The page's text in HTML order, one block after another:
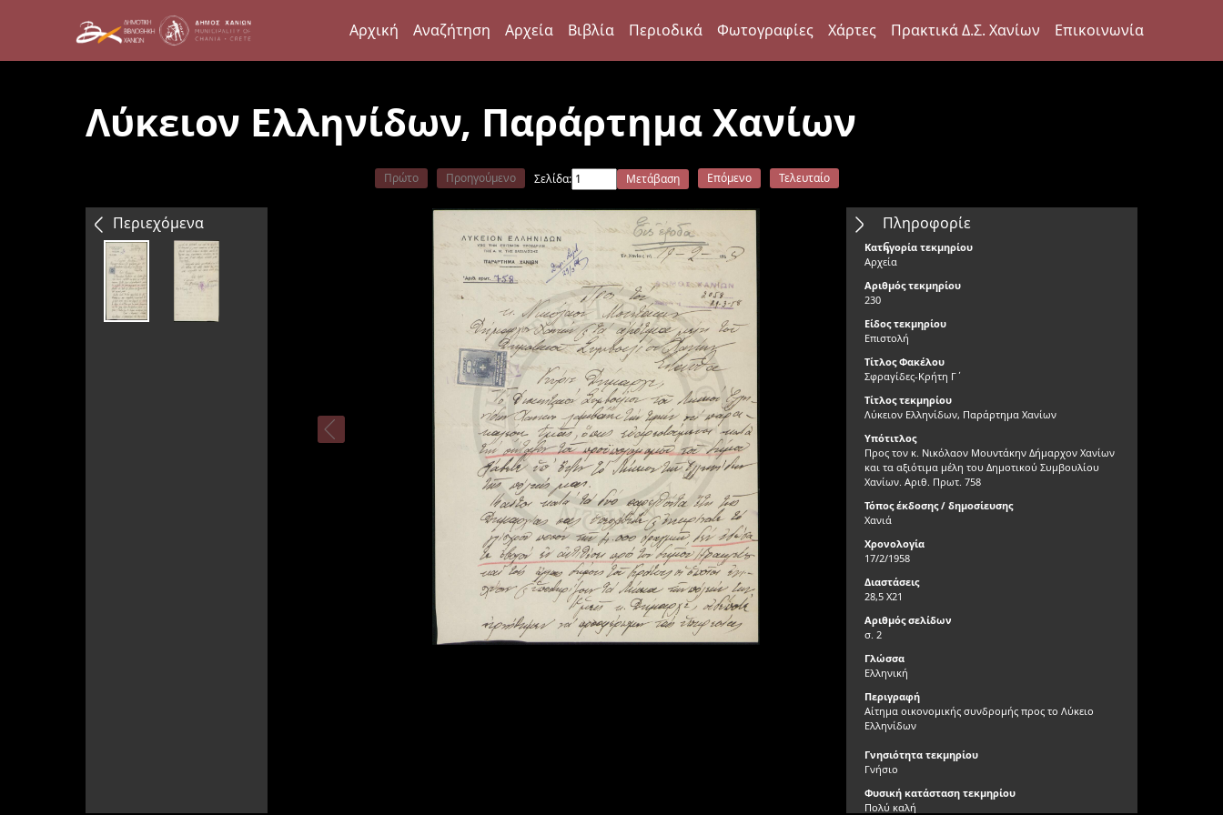
Αρχική Αναζήτηση Αρχεία Βιβλία Περιοδικά Φωτογραφίες Χάρτες Πρακτικά Δ.Σ. Χανίων Επικοινωνία
Λύκειον Ελληνίδων, Παράρτημα Χανίων
Περιεχόμενα
Πρώτο Προηγούμενο Σελίδα: Μετάβαση Επόμενο Τελευταίο
Πληροφορίε
ς
Κατηγορία τεκμηρίου
Αρχεία
Αριθμός τεκμηρίου
230
Είδος τεκμηρίου
Επιστολή
Τίτλος Φακέλου
Σφραγίδες-Κρήτη Γ΄
Τίτλος τεκμηρίου
Λύκειον Ελληνίδων, Παράρτημα Χανίων
Υπότιτλος
Προς τον κ. Νικόλαον Μουντάκην Δήμαρχον Χανίων
και τα αξιότιμα μέλη του Δημοτικού Συμβουλίου
Χανίων. Αριθ. Πρωτ. 758
Τόπος έκδοσης / δημοσίευσης
Χανιά
Χρονολογία
17/2/1958
Διαστάσεις
28,5 Χ21
Αριθμός σελίδων
σ. 2
Γλώσσα
Ελληνική
Περιγραφή
Αίτημα οικονομικής συνδρομής προς το Λύκειο
Ελληνίδων
Γνησιότητα τεκμηρίου
Γνήσιο
Φυσική κατάσταση τεκμηρίου
Πολύ καλή